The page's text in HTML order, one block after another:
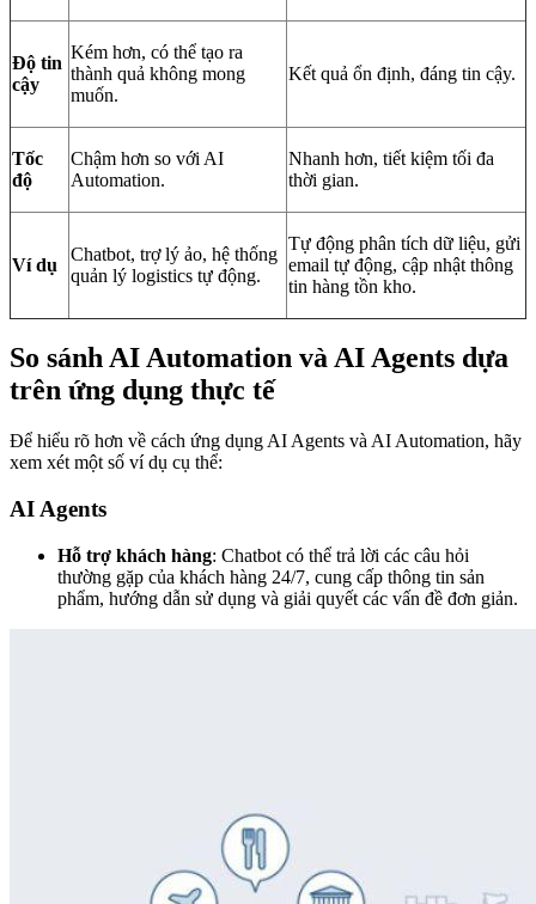
Độ tin
cậy
Kém hơn, có thể tạo ra
thành quả không mong
muốn.
Kết quả ổn định, đáng tin cậy.
Tốc
độ
Chậm hơn so với AI
Automation.
Nhanh hơn, tiết kiệm tối đa
thời gian.
Ví dụ
Chatbot, trợ lý ảo, hệ thống
quản lý logistics tự động.
Tự động phân tích dữ liệu, gửi
email tự động, cập nhật thông
tin hàng tồn kho.
So sánh AI Automation và AI Agents dựa
trên ứng dụng thực tế
Để hiểu rõ hơn về cách ứng dụng AI Agents và AI Automation, hãy
xem xét một số ví dụ cụ thể:
AI Agents
Hỗ trợ khách hàng: Chatbot có thể trả lời các câu hỏi
thường gặp của khách hàng 24/7, cung cấp thông tin sản
phẩm, hướng dẫn sử dụng và giải quyết các vấn đề đơn giản.